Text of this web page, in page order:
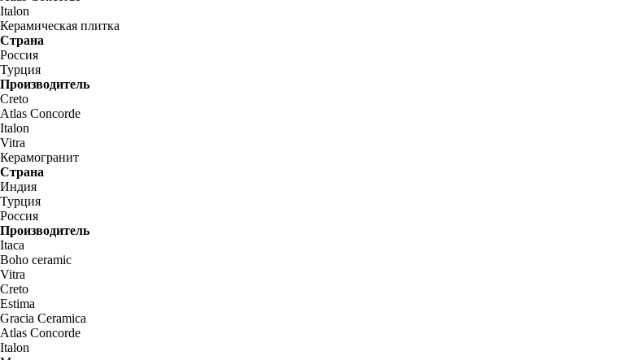
Italon
Керамическая плитка
Страна
Россия
Турция
Производитель
Creto
Atlas Concorde
Italon
Vitra
Керамогранит
Страна
Индия
Турция
Россия
Производитель
Itaca
Boho ceramic
Vitra
Creto
Estima
Gracia Ceramica
Atlas Concorde
Italon